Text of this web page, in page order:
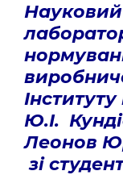
Науковий
Ю.І.
Леонов
зі